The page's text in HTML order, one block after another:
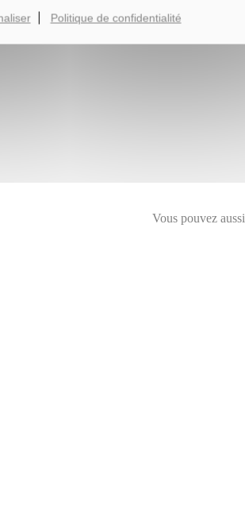
Politique de confidentialité
Vous pouvez